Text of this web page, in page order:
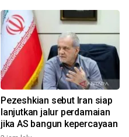
Pezeshkian sebut Iran siap
lanjutkan jalur perdamaian
jika AS bangun kepercayaan